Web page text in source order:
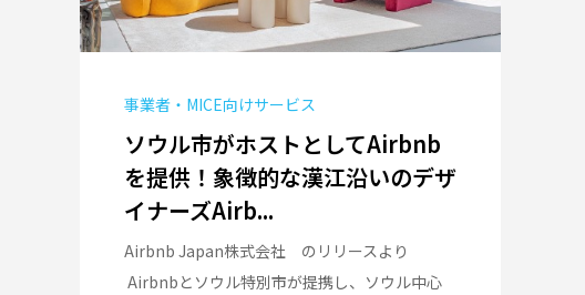
事業者・MICE向けサービス
ソウル市がホストとしてAirbnb
を提供！象徴的な漢江沿いのデザ
イナーズAirb...
Airbnb Japan株式会社 のリリースより
Airbnbとソウル特別市が提携し、ソウル中心